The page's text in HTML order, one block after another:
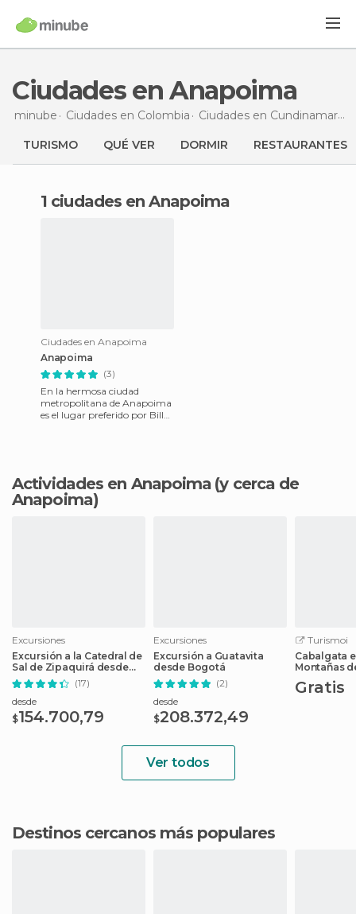
Ciudades en Anapoima
minube Ciudades en Colombia Ciudades en Cundinamarca
TURISMO QUÉ VER DORMIR RESTAURANTES
1 ciudades en Anapoima
Ciudades en Anapoima
Anapoima
(3)
En la hermosa ciudad
metropolitana de Anapoima
es el lugar preferido por Bill
Actividades en Anapoima (y cerca de
Anapoima)
Excursiones
Excursión a la Catedral de
Sal de Zipaquirá desde
Bogotá
(17)
desde
$154.700,79
Excursiones
Excursión a Guatavita
desde Bogotá
(2)
desde
$208.372,49
Turismoi
Cabalgata
Montañas
Gratis
Ver todos
Destinos cercanos más populares